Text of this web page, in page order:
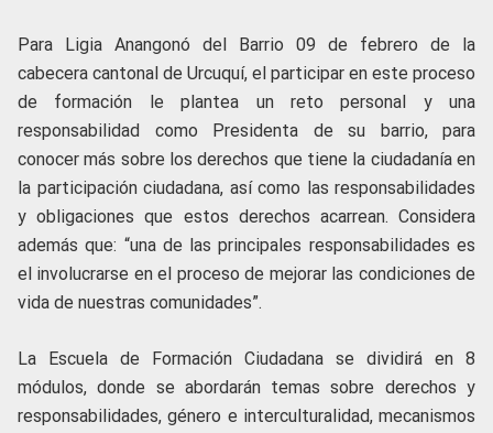
Para Ligia Anangonó del Barrio 09 de febrero de la
cabecera cantonal de Urcuquí, el participar en este proceso
de formación le plantea un reto personal y una
responsabilidad como Presidenta de su barrio, para
conocer más sobre los derechos que tiene la ciudadanía en
la participación ciudadana, así como las responsabilidades
y obligaciones que estos derechos acarrean. Considera
además que: “una de las principales responsabilidades es
el involucrarse en el proceso de mejorar las condiciones de
vida de nuestras comunidades”.
La Escuela de Formación Ciudadana se dividirá en 8
módulos, donde se abordarán temas sobre derechos y
responsabilidades, género e interculturalidad, mecanismos